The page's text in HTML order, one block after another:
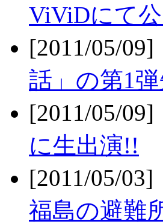
ViViDにて
[2011/05/
話」の第1
[2011/05/
に生出演!!
[2011/05/
福島の避難